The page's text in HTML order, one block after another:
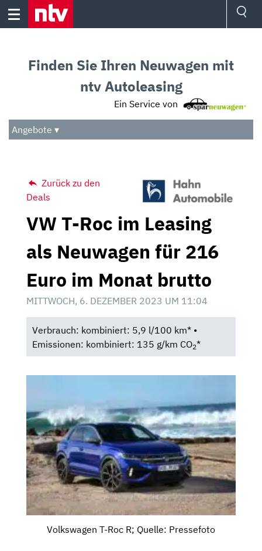
Skip
Audio
Das Beste
Finden Sie Ihren Neuwagen mit
ntv Autoleasing
Ein Service von
Angebote ▾
Zurück zu den
Deals
VW T-Roc im Leasing
als Neuwagen für 216
Euro im Monat brutto
MITTWOCH, 6. DEZEMBER 2023 UM 11:04
Verbrauch: kombiniert: 5,9 l/100 km* •
Emissionen: kombiniert: 135 g/km CO2*
Volkswagen T-Roc R; Quelle: Pressefoto